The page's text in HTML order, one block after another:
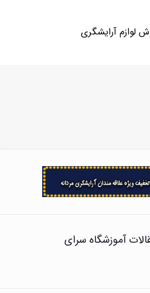
لوازم آرایشگری
آموزشگاه سرای